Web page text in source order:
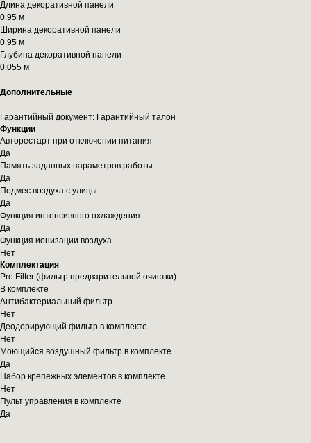
Длина декоративной панели
0.95 м
Ширина декоративной панели
0.95 м
Глубина декоративной панели
0.055 м
Дополнительные
Гарантийный документ: Гарантийный талон
Функции
Авторестарт при отключении питания
Да
Память заданных параметров работы
Да
Подмес воздуха с улицы
Да
Функция интенсивного охлаждения
Да
Функция ионизации воздуха
Нет
Комплектация
Pre Filter (фильтр предварительной очистки)
В комплекте
Антибактериальный фильтр
Нет
Деодорирующий фильтр в комплекте
Нет
Моющийся воздушный фильтр в комплекте
Да
Набор крепежных элементов в комплекте
Нет
Пульт управления в комплекте
Да